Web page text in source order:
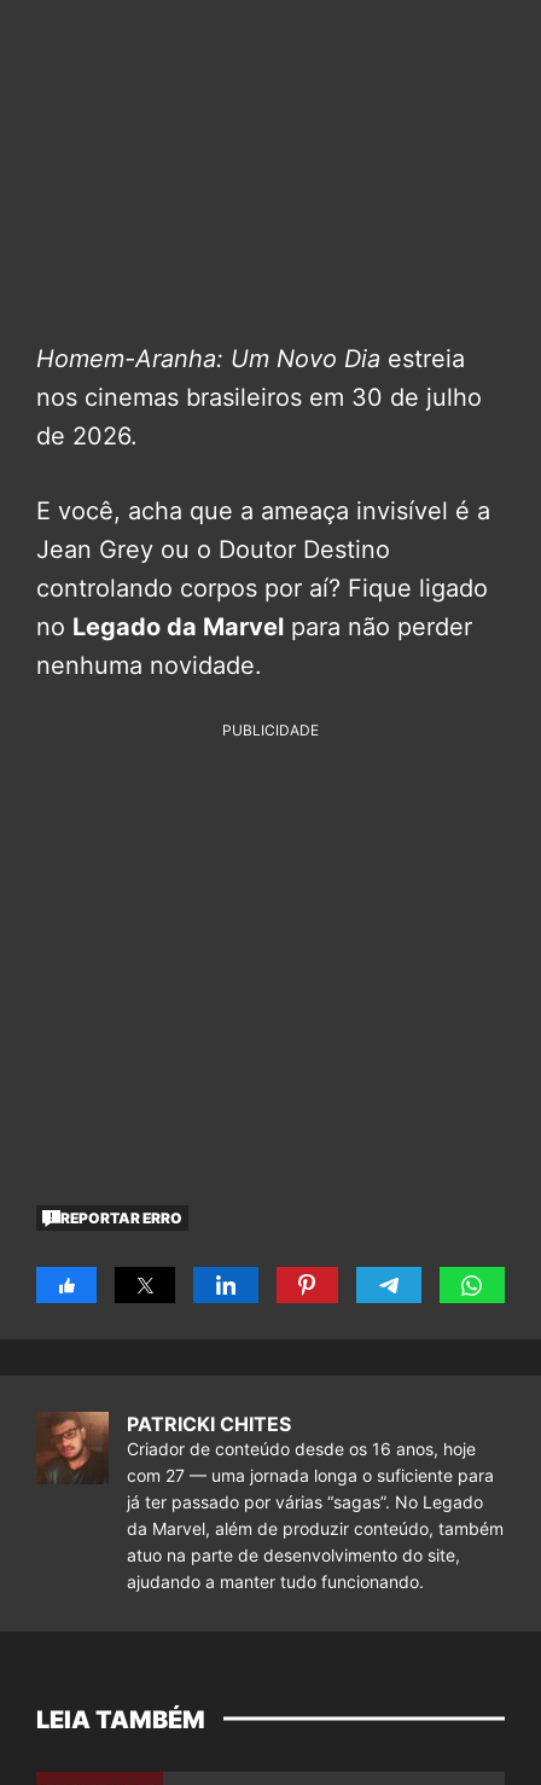
Homem-Aranha: Um Novo Dia estreia
nos cinemas brasileiros em 30 de julho
de 2026.
E você, acha que a ameaça invisível é a
Jean Grey ou o Doutor Destino
controlando corpos por aí? Fique ligado
no Legado da Marvel para não perder
nenhuma novidade.
PUBLICIDADE
REPORTAR ERRO
PATRICKI CHITES
Criador de conteúdo desde os 16 anos, hoje
com 27 — uma jornada longa o suficiente para
já ter passado por várias “sagas”. No Legado
da Marvel, além de produzir conteúdo, também
atuo na parte de desenvolvimento do site,
ajudando a manter tudo funcionando.
LEIA TAMBÉM